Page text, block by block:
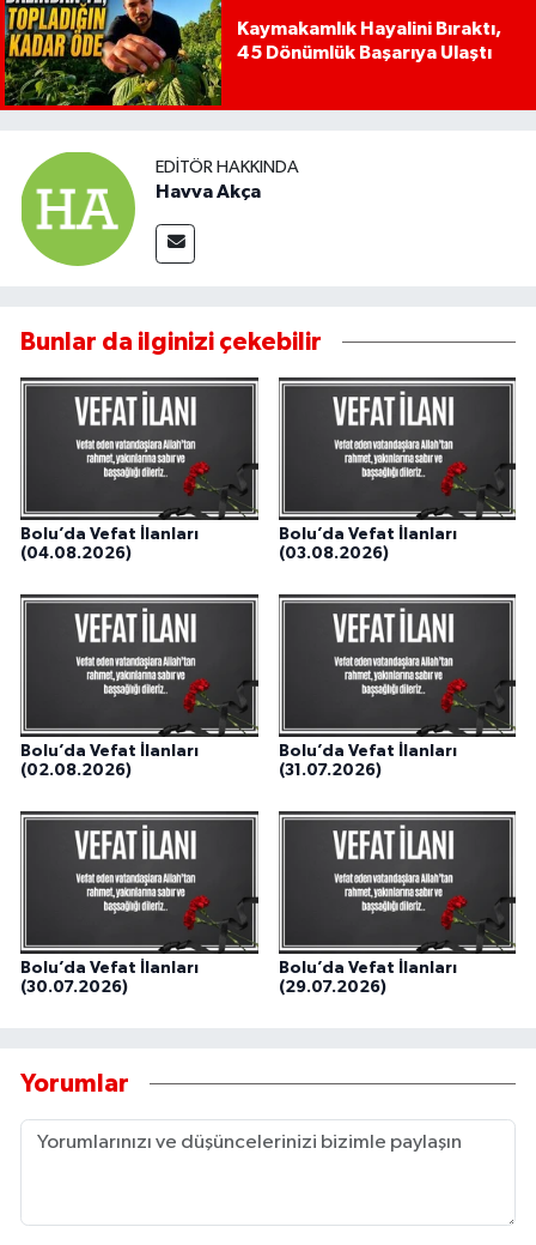
Kaymakamlık Hayalini Bıraktı,
45 Dönümlük Başarıya Ulaştı
EDITÖR HAKKINDA
Havva Akça
Bunlar da ilginizi çekebilir
Bolu’da Vefat İlanları
(04.08.2026)
Bolu’da Vefat İlanları
(03.08.2026)
Bolu’da Vefat İlanları
(02.08.2026)
Bolu’da Vefat İlanları
(31.07.2026)
Bolu’da Vefat İlanları
(30.07.2026)
Bolu’da Vefat İlanları
(29.07.2026)
Yorumlar